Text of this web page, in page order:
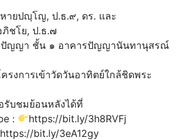
ายปญฺโญ, ป.ธ.๙, ดร. และ
ชโย, ป.ธ.๗
ปัญญา ชั้น ๑ อาคารปัญญานันทานุสรณ์
รงการเข้าวัดวันอาทิตย์ใกล้ชิดพระ
รับชมย้อนหลังได้ที่
:
https://bit.ly/3h8RVFj
https://bit.ly/3eA12gy